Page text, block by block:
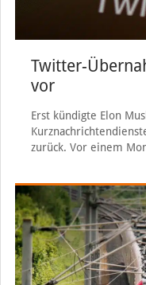
Twitter-
vor
Erst kündigte Elon
zurück. Vor einem